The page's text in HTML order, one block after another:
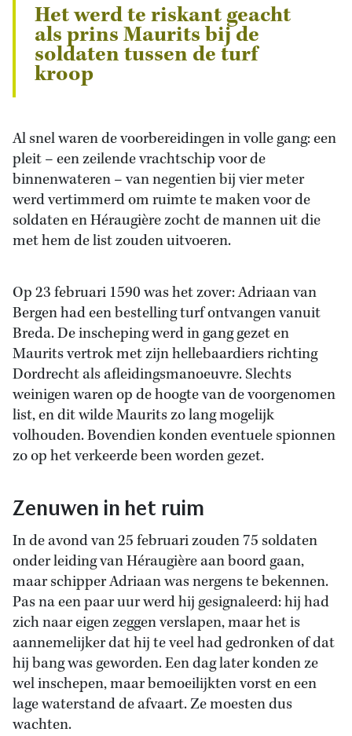
Het werd te riskant geacht
als prins Maurits bij de
soldaten tussen de turf
kroop
Al snel waren de voorbereidingen in volle gang: een
pleit – een zeilende vrachtschip voor de
binnenwateren – van negentien bij vier meter
werd vertimmerd om ruimte te maken voor de
soldaten en Héraugière zocht de mannen uit die
met hem de list zouden uitvoeren.
Op 23 februari 1590 was het zover: Adriaan van
Bergen had een bestelling turf ontvangen vanuit
Breda. De inscheping werd in gang gezet en
Maurits vertrok met zijn hellebaardiers richting
Dordrecht als afleidingsmanoeuvre. Slechts
weinigen waren op de hoogte van de voorgenomen
list, en dit wilde Maurits zo lang mogelijk
volhouden. Bovendien konden eventuele spionnen
zo op het verkeerde been worden gezet.
Zenuwen in het ruim
In de avond van 25 februari zouden 75 soldaten
onder leiding van Héraugière aan boord gaan,
maar schipper Adriaan was nergens te bekennen.
Pas na een paar uur werd hij gesignaleerd: hij had
zich naar eigen zeggen verslapen, maar het is
aannemelijker dat hij te veel had gedronken of dat
hij bang was geworden. Een dag later konden ze
wel inschepen, maar bemoeilijkten vorst en een
lage waterstand de afvaart. Ze moesten dus
wachten.